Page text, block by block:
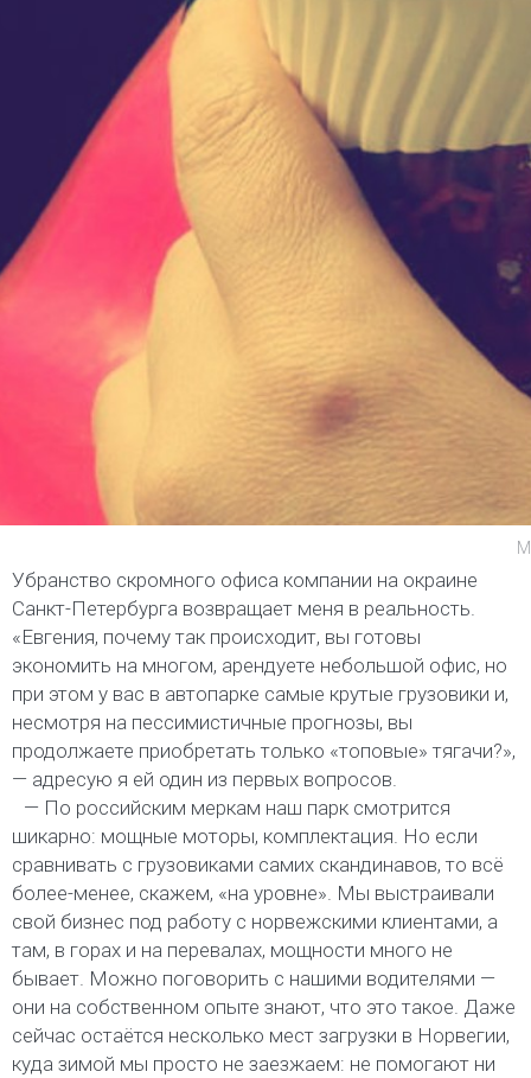
Убранство скромного офиса компании на окраине
Санкт-Петербурга возвращает меня в реальность.
«Евгения, почему так происходит, вы готовы
экономить на многом, арендуете небольшой офис, но
при этом у вас в автопарке самые крутые грузовики и,
несмотря на пессимистичные прогнозы, вы
продолжаете приобретать только «топовые» тягачи?»,
— адресую я ей один из первых вопросов.
— По российским меркам наш парк смотрится
шикарно: мощные моторы, комплектация. Но если
сравнивать с грузовиками самих скандинавов, то всё
более-менее, скажем, «на уровне». Мы выстраивали
свой бизнес под работу с норвежскими клиентами, а
там, в горах и на перевалах, мощности много не
бывает. Можно поговорить с нашими водителями —
они на собственном опыте знают, что это такое. Даже
сейчас остаётся несколько мест загрузки в Норвегии,
куда зимой мы просто не заезжаем: не помогают ни